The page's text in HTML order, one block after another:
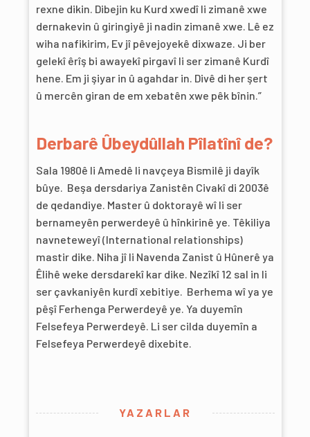
rexne dikin. Dibejin ku Kurd xwedî li zimanê xwe
dernakevin û giringiyê ji nadin zimanê xwe. Lê ez
wiha nafikirim, Ev jî pêvejoyekê dixwaze. Ji ber
gelekî êrîş bi awayekî pirgavî li ser zimanê Kurdî
hene. Em ji şiyar in û agahdar in. Divê di her şert
û mercên giran de em xebatên xwe pêk bînin.”
Derbarê Ûbeydûllah Pîlatînî de?
Sala 1980ê li Amedê li navçeya Bismilê ji dayîk
bûye. Beşa dersdariya Zanistên Civakî di 2003ê
de qedandiye. Master û doktorayê wî li ser
bernameyên perwerdeyê û hînkirinê ye. Têkiliya
navneteweyî (International relationships)
mastir dike. Niha jî li Navenda Zanist û Hûnerê ya
Êlihê weke dersdarekî kar dike. Nezîkî 12 sal in li
ser çavkaniyên kurdî xebitiye. Berhema wî ya ye
pêşî Ferhenga Perwerdeyê ye. Ya duyemîn
Felsefeya Perwerdeyê. Li ser cilda duyemîn a
Felsefeya Perwerdeyê dixebite.
YAZARLAR